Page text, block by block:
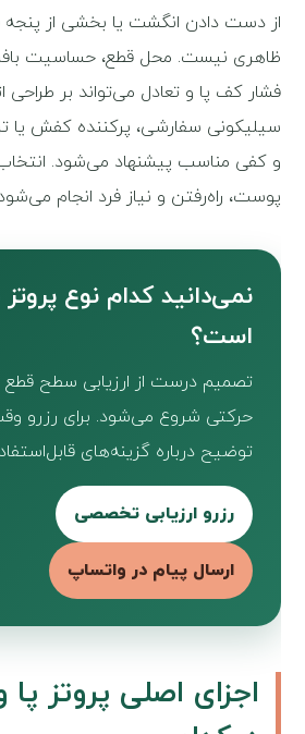
از دست دادن انگشت یا بخشی از
ظاهری نیست. محل قطع، حساسیت
فشار کف پا و تعادل می‌تواند بر طراحی
سیلیکونی سفارشی، پرکننده کفش یا
و کفی مناسب پیشنهاد می‌شود.
پوست، راه‌رفتن و نیاز فرد انجام
نمی‌دانید کدام نوع
است؟
تصمیم درست از ارزیابی سطح
حرکتی شروع می‌شود. برای رزرو
توضیح درباره گزینه‌های
رزرو ارزیابی تخصصی
ارسال پیام در واتساپ
اجزای اصلی پروتز